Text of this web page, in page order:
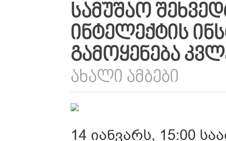
ᲡᲐᲛᲣᲨᲐᲝ
ᲘᲜᲢᲔᲚᲔᲥᲢᲘᲡ
ᲒᲐᲛᲝᲧᲔᲜᲔᲑᲐ
ᲐᲮᲐᲚᲘ ᲐᲛᲑᲔᲑᲘ
14 იანვარს, 15:00